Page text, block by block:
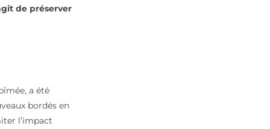
de préserver
a été
bordés en
l’impact